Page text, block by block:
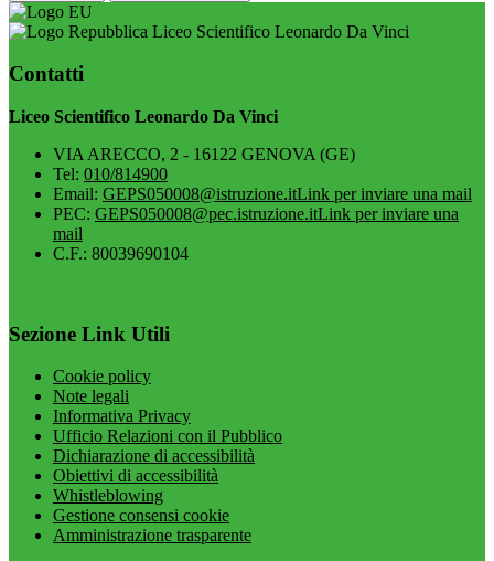
Liceo Scientifico Leonardo Da Vinci
Contatti
Liceo Scientifico Leonardo Da Vinci
VIA ARECCO, 2 - 16122 GENOVA (GE)
Tel: 010/814900
Email: GEPS050008@istruzione.itLink per inviare una mail
PEC: GEPS050008@pec.istruzione.itLink per inviare una
mail
C.F.: 80039690104
Sezione Link Utili
Cookie policy
Note legali
Informativa Privacy
Ufficio Relazioni con il Pubblico
Dichiarazione di accessibilità
Obiettivi di accessibilità
Whistleblowing
Gestione consensi cookie
Amministrazione trasparente